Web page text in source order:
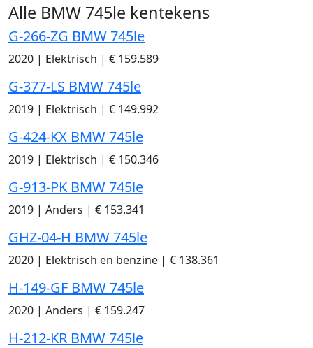
Alle BMW 745le kentekens
G-266-ZG BMW 745le
2020 | Elektrisch | € 159.589
G-377-LS BMW 745le
2019 | Elektrisch | € 149.992
G-424-KX BMW 745le
2019 | Elektrisch | € 150.346
G-913-PK BMW 745le
2019 | Anders | € 153.341
GHZ-04-H BMW 745le
2020 | Elektrisch en benzine | € 138.361
H-149-GF BMW 745le
2020 | Anders | € 159.247
H-212-KR BMW 745le